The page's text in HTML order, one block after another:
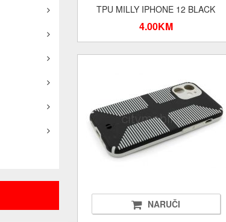
TPU MILLY IPHONE 12 BLACK
4.00KM
NARUČI